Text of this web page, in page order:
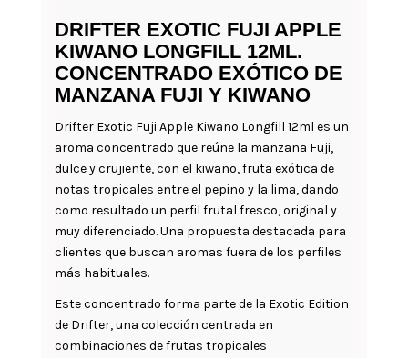
DRIFTER EXOTIC FUJI APPLE
KIWANO LONGFILL 12ML.
CONCENTRADO EXÓTICO DE
MANZANA FUJI Y KIWANO
Drifter Exotic Fuji Apple Kiwano Longfill 12ml es un
aroma concentrado que reúne la manzana Fuji,
dulce y crujiente, con el kiwano, fruta exótica de
notas tropicales entre el pepino y la lima, dando
como resultado un perfil frutal fresco, original y
muy diferenciado. Una propuesta destacada para
clientes que buscan aromas fuera de los perfiles
más habituales.
Este concentrado forma parte de la Exotic Edition
de Drifter, una colección centrada en
combinaciones de frutas tropicales